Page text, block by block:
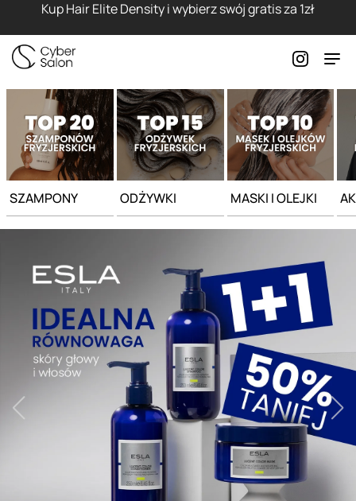
Kup Hair Elite Density i wybierz swój gratis za 1zł
SZAMPONY ODŻYWKI MASKI I OLEJKI
Strona główna - Cyber Salon